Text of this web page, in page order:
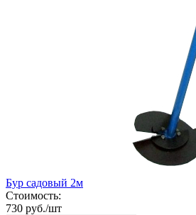
Бур садовый 2м
Стоимость:
730 руб./шт